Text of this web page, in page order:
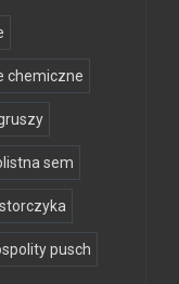
chemiczne
sem
pusch